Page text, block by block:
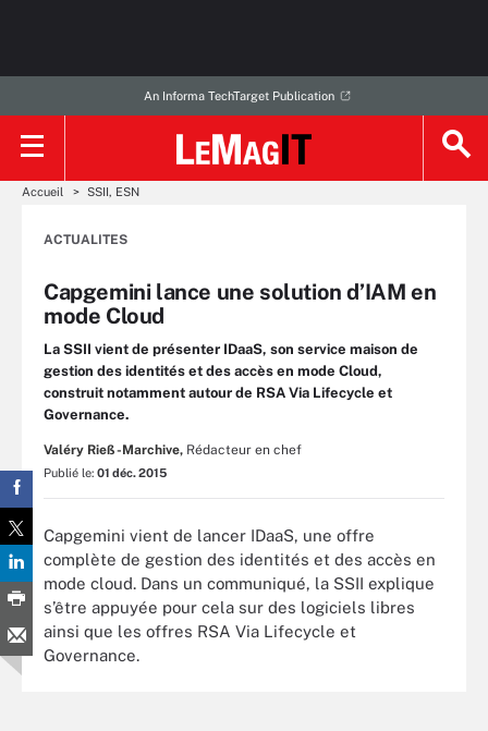
An Informa TechTarget Publication
Accueil SSII, ESN
ACTUALITES
Capgemini lance une solution d’IAM en
mode Cloud
La SSII vient de présenter IDaaS, son service maison de
gestion des identités et des accès en mode Cloud,
construit notamment autour de RSA Via Lifecycle et
Governance.
Valéry Rieß-Marchive, Rédacteur en chef
Publié le: 01 déc. 2015
Capgemini vient de lancer IDaaS, une offre
complète de gestion des identités et des accès en
mode cloud. Dans un communiqué, la SSII explique
s’être appuyée pour cela sur des logiciels libres
ainsi que les offres RSA Via Lifecycle et
Governance.